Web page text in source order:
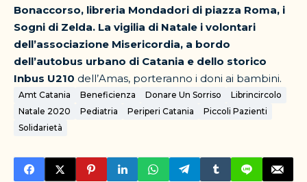
Bonaccorso, libreria Mondadori di piazza Roma, i
Sogni di Zelda. La vigilia di Natale i volontari
dell’associazione Misericordia, a bordo
dell’autobus urbano di Catania e dello storico
Inbus U210 dell’Amas, porteranno i doni ai bambini.
Amt Catania Beneficienza Donare Un Sorriso
Librincircolo
Natale 2020
Pediatria Periperi Catania
Piccoli Pazienti
Solidarietà